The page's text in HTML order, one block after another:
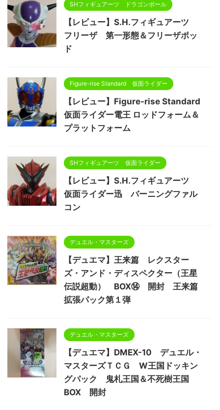
SHフィギュアーツ ドラゴンボール
【レビュー】S.H.フィギュアーツ
フリーザ 第一形態＆フリーザポッ
ド
Figure-rise Standard 仮面ライダー
【レビュー】Figure-rise Standard
仮面ライダー電王 ロッドフォーム＆
プラットフォーム
SHフィギュアーツ 仮面ライダー
【レビュー】S.H.フィギュアーツ
仮面ライダー迅 バーニングファル
コン
デュエル・マスターズ
【デュエマ】王来篇 レクスター
ズ・アンド・ディスペクター（王星
伝説超動） BOX⑭ 開封 王来篇
拡張パック第１弾
デュエル・マスターズ
【デュエマ】DMEX-10 デュエル・
マスターズＴＣＧ W王国ドッキン
グパック 鬼札王国＆不死樹王国
BOX 開封